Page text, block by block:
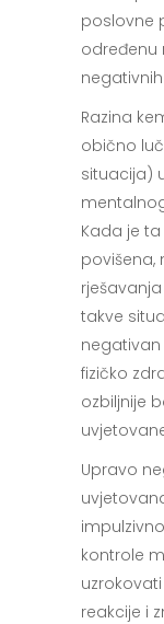
poslovne
određenu
Razina
obično
situacija)
Kada je
povišena,
takve
negativan
fizičko
ozbiljnije
Upravo
kontrole
reakcije i